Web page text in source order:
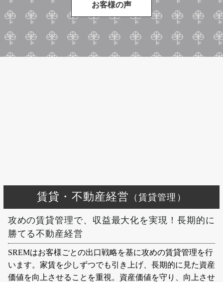
お客様の声
賃貸・不動産経営 （賃貸管理）
攻めの賃貸管理で、収益最大化を実現！長期的に
勝てる不動産経営
SREMはお客様ごとの出口戦略を基に攻めの賃貸管理を行
います。家賃を少しずつでも引き上げ、長期的に見た資産
価値を向上させることを重視。資産価値を守り、向上させ